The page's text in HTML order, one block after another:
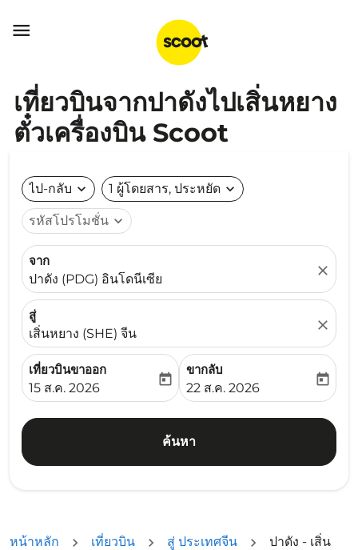

เที่ยวบินจากปาดังไปเสิ่นหยาง
ตั๋วเครื่องบิน Scoot
ไป-กลับ expand_more 1 ผู้โดยสาร, ประหยัด expand_more
รหัสโปรโมชั่น expand_more
จาก
ปาดัง (PDG) อินโดนีเซีย
close
สู่
เสิ่นหยาง (SHE) จีน
close
เที่ยวบินขาออก
fc-booking-departure-date-aria-label
15 ส.ค. 2026
today
ขากลับ
fc-booking-return-date-
22 ส.ค. 2026
today
ค้นหา
หน้าหลัก เที่ยวบิน สู่ ประเทศจีน
ปาดัง - เสิ่น